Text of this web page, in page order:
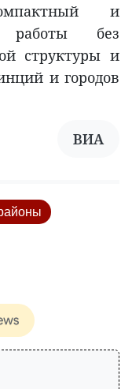
и
работы без
структуры и
и городов
ВИА